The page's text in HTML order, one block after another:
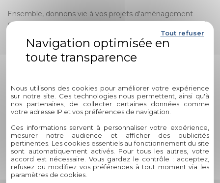
Ensemble, donnons vie à vos projets d'aménagement
extérieur et créons un environnement à la fois fonctionnel,
esthétique et accueillant, où il fait bon vivre et se détendre.
Faites de votre habitat un véritable havre de paix grâce aux
stores zip de Circelli Habitat.
1. Quelle est la différence entre
un store zip et un store
classique ?
Les stores zip se distinguent des stores classiques par leur
système de guidage latéral à fermeture éclair, assurant une
tension parfaite de la toile et une protection efficace contre
les intempéries. Cette caractéristique unique garantit une
Nous utilisons des cookies pour améliorer votre expérience
sur notre site. Ces technologies nous permettent, ainsi qu'à
nos partenaires, de collecter certaines données comme
votre adresse IP et vos préférences de navigation.
Ces informations servent à personnaliser votre expérience,
mesurer notre audience et afficher des publicités
pertinentes. Les cookies essentiels au fonctionnement du site
sont automatiquement activés. Pour tous les autres, votre
accord est nécessaire. Vous gardez le contrôle : acceptez,
refusez ou modifiez vos préférences à tout moment via les
paramètres de cookies.
Tout refuser